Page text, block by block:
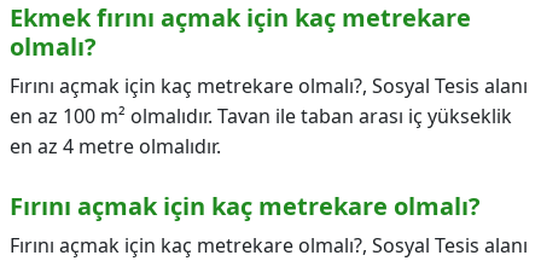
Ekmek fırını açmak için kaç metrekare
olmalı?
Fırını açmak için kaç metrekare olmalı?, Sosyal Tesis alanı
en az 100 m² olmalıdır. Tavan ile taban arası iç yükseklik
en az 4 metre olmalıdır.
Fırını açmak için kaç metrekare olmalı?
Fırını açmak için kaç metrekare olmalı?, Sosyal Tesis alanı